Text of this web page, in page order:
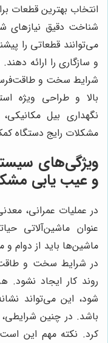
انتخاب بهترین قطعات
شناخت دقیق نیازهای
می‌توانند قطعاتی را
و سازگاری را ارائه
شرایط سخت و طاقت‌فرسا
بالا و طراحی ویژه
نگهداری بیل
مشکلات رایج دستگاه
ویژگی‌های
و عیب یابی
در عملیات عمرانی،
عنوان ماشین‌آلاتی
ماشین‌ها باید از دوام و
در شرایط سخت و
روند کار ایجاد نشود.
شود، این می‌تواند
باشد. در چنین
کرد. نکته مهم این است